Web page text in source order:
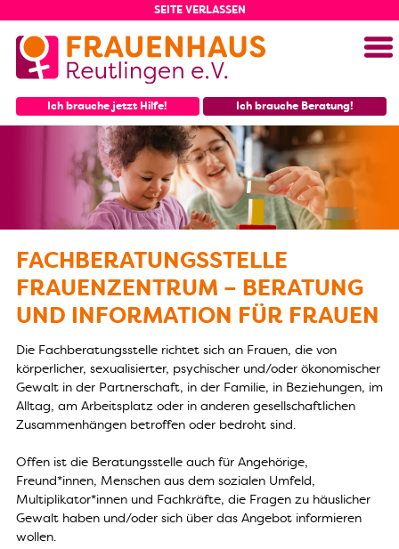
SEITE VERLASSEN
Ich brauche jetzt Hilfe! Ich brauche Beratung!
FACHBERATUNGSSTELLE
FRAUENZENTRUM – BERATUNG
UND INFORMATION FÜR FRAUEN
Die Fachberatungsstelle richtet sich an Frauen, die von
körperlicher, sexualisierter, psychischer und/oder ökonomischer
Gewalt in der Partnerschaft, in der Familie, in Beziehungen, im
Alltag, am Arbeitsplatz oder in anderen gesellschaftlichen
Zusammenhängen betroffen oder bedroht sind.
Offen ist die Beratungsstelle auch für Angehörige,
Freund*innen, Menschen aus dem sozialen Umfeld,
Multiplikator*innen und Fachkräfte, die Fragen zu häuslicher
Gewalt haben und/oder sich über das Angebot informieren
wollen.